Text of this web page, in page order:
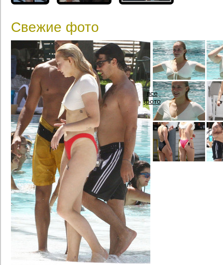
Свежие фото
все
фото